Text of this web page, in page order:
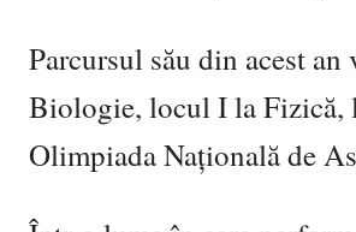
Parcursul său din acest
Biologie, locul I la Fizică,
Olimpiada Națională de